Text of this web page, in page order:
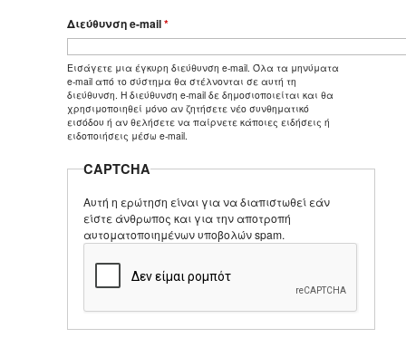
Διεύθυνση e-mail*
Εισάγετε μια έγκυρη διεύθυνση e-mail. Όλα τα μηνύματα
e-mail από το σύστημα θα στέλνονται σε αυτή τη
διεύθυνση. Η διεύθυνση e-mail δε δημοσιοποιείται και θα
χρησιμοποιηθεί μόνο αν ζητήσετε νέο συνθηματικό
εισόδου ή αν θελήσετε να παίρνετε κάποιες ειδήσεις ή
ειδοποιήσεις μέσω e-mail.
CAPTCHA
Αυτή η ερώτηση είναι για να διαπιστωθεί εάν
είστε άνθρωπος και για την αποτροπή
αυτοματοποιημένων υποβολών spam.